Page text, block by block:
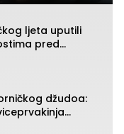
ljeta uputili
pred
programa
džudoa: